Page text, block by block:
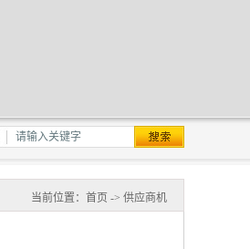
当前位置： 首页 -> 供应商机